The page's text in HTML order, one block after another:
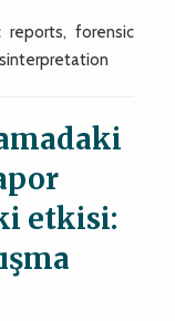
reports, forensic
etkisi: